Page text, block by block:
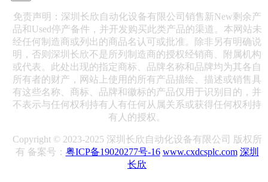
免责声明：深圳长欣自动化设备有限公司销售新New剩余产
品和Used停产备件，并开发购买此类产品的渠道。本网站未
经任何制造商或列出的商品名认可或批准。除非另有明确说
明，否则深圳长欣不是所列制造商的授权经销商、附属机构
或代表。此处出现的指定商标、品牌名称和品牌均为其各自
所有者的财产，网站上使用的所有产品描绘、描述或销售具
有这些名称、商标、品牌和徽标的产品仅用于识别目的，并
不表示与任何权利持有人有任何从属关系或获得任何权利持
有人的授权。
Copyright © 2023-2025 深圳长欣自动化设备有限公司 版权所
有 备案号： 粤ICP备19020277号-16 www.cxdcsplc.com 深圳
长欣